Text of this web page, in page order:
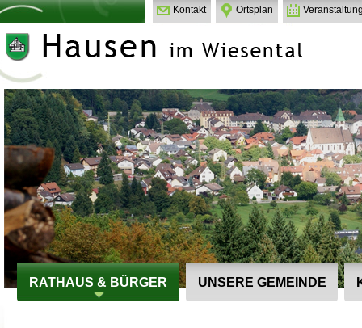
Kontakt Ortsplan
RATHAUS & BÜRGER UNSERE GEMEINDE